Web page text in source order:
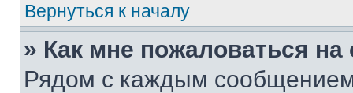
Вернуться к началу
» Как мне пожаловаться
Рядом с каждым сообщением